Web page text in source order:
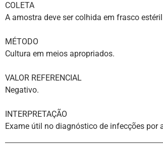
COLETA
A amostra deve ser colhida em frasco
MÉTODO
Cultura em meios apropriados.
VALOR REFERENCIAL
Negativo.
INTERPRETAÇÃO
Exame útil no diagnóstico de infecções por